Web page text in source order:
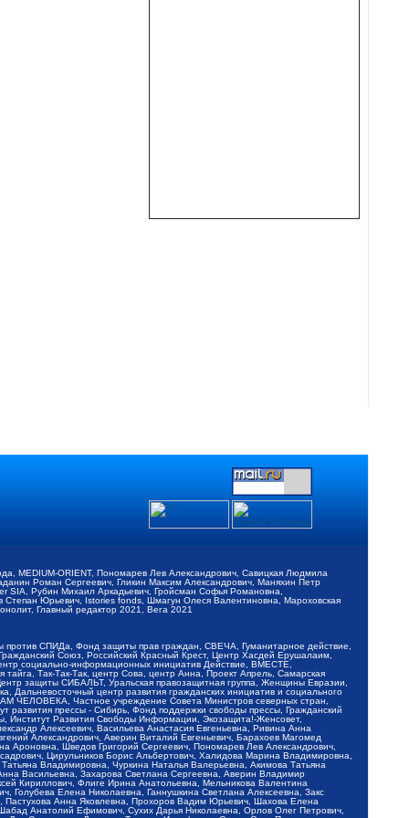
MEDIUM-ORIENT, Пономарев Лев Александрович, Савицкая Людмила
Роман Сергеевич, Гликин Максим Александрович, Маняхин Петр
Рубин Михаил Аркадьевич, Гройсман Софья Романовна,
Юрьевич, Istories fonds, Шмагун Олеся Валентиновна, Мароховская
Главный редактор 2021, Вега 2021
СПИДа, Фонд защиты прав граждан, СВЕЧА, Гуманитарное действие,
Союз, Российский Красный Крест, Центр Хасдей Ерушалаим,
социально-информационных инициатив Действие, ВМЕСТЕ,
Так-Так-Так, центр Сова, центр Анна, Проект Апрель, Самарская
защиты СИБАЛЬТ, Уральская правозащитная группа, Женщины Евразии,
Дальневосточный центр развития гражданских инициатив и социального
ЧЕЛОВЕКА, Частное учреждение Совета Министров северных стран,
прессы - Сибирь, Фонд поддержки свободы прессы, Гражданский
Институт Развития Свободы Информации, Экозащита!-Женсовет,
Алексеевич, Васильева Анастасия Евгеньевна, Ривина Анна
Александрович, Аверин Виталий Евгеньевич, Барахоев Магомед
Шведов Григорий Сергеевич, Пономарев Лев Александрович,
Цирульников Борис Альбертович, Халидова Марина Владимировна,
Владимировна, Чуркина Наталья Валерьевна, Акимова Татьяна
Васильевна, Захарова Светлана Сергеевна, Аверин Владимир
Кириллович, Флиге Ирина Анатольевна, Мельникова Валентина
Елена Николаевна, Ганнушкина Светлана Алексеевна, Закс
Анна Яковлевна, Прохоров Вадим Юрьевич, Шахова Елена
Анатолий Ефимович, Сухих Дарья Николаевна, Орлов Олег Петрович,